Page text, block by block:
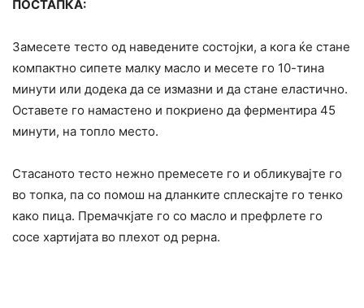
ПОСТАПКА:
Замесете тесто од наведените состојки, а кога ќе стане
компактно сипете малку масло и месете го 10-тина
минути или додека да се измазни и да стане еластично.
Оставете го намастено и покриено да ферментира 45
минути, на топло место.
Стасаното тесто нежно премесете го и обликувајте го
во топка, па со помош на дланките сплескајте го тенко
како пица. Премачкјате го со масло и префрлете го
сосе хартијата во плехот од рерна.